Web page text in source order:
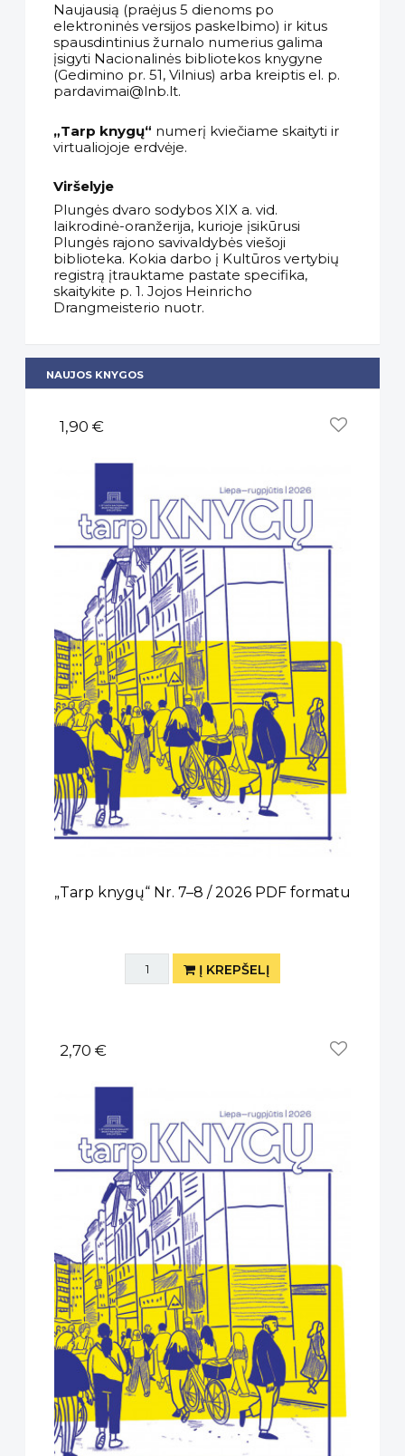
Naujausią (praėjus 5 dienoms po
elektroninės versijos paskelbimo) ir kitus
spausdintinius žurnalo numerius galima
įsigyti Nacionalinės bibliotekos knygyne
(Gedimino pr. 51, Vilnius) arba kreiptis el. p.
pardavimai@lnb.lt.
„Tarp knygų“ numerį kviečiame skaityti ir
virtualiojoje erdvėje.
Viršelyje
Plungės dvaro sodybos XIX a. vid.
laikrodinė-oranžerija, kurioje įsikūrusi
Plungės rajono savivaldybės viešoji
biblioteka. Kokia darbo į Kultūros vertybių
registrą įtrauktame pastate specifika,
skaitykite p. 1. Jojos Heinricho
Drangmeisterio nuotr.
NAUJOS KNYGOS
1,90 €
„Tarp knygų“ Nr. 7–8 / 2026 PDF formatu
Į KREPŠELĮ
2,70 €